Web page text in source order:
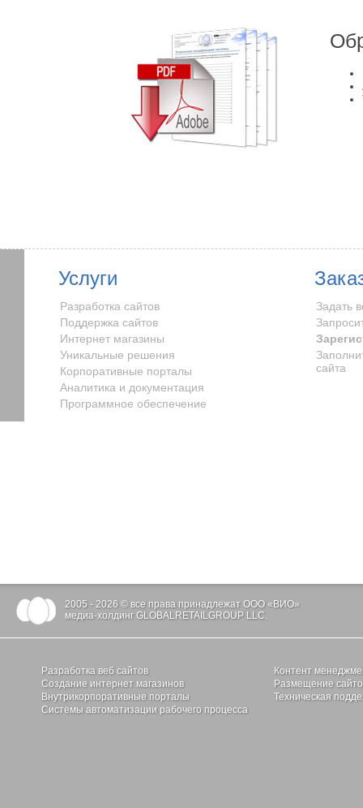
Услуги
Разработка сайтов
Поддержка сайтов
Интернет магазины
Уникальные решения
Корпоративные порталы
Аналитика и документация
Программное обеспечение
Задать
сайта
2005 - 2026 © все права принадлежат ООО «ВИО»
медиа-холдинг GLOBALRETAILGROUP LLC.
Разработка веб сайтов
Создание интернет магазинов
Внутрикорпоративные порталы
Системы автоматизации рабочего процесса
Контент
Размещение
Техническая